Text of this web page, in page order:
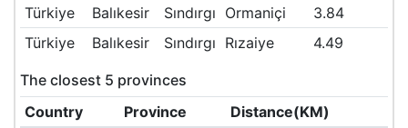
Türkiye
Balıkesir Sındırgı Ormaniçi
3.84
Türkiye
Balıkesir Sındırgı Rızaiye 4.49
The closest 5 provinces
Country
Province
Distance(KM)